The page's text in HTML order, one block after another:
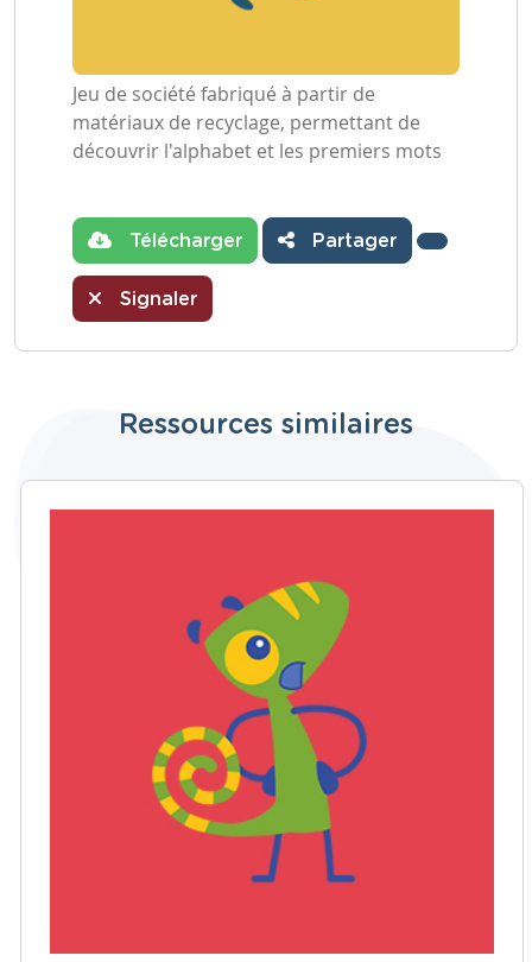
Jeu de société fabriqué à partir de
matériaux de recyclage, permettant de
découvrir l'alphabet et les premiers mots
Télécharger Partager
Signaler
Ressources similaires